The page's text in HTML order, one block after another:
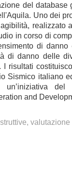
del database
Uno dei
realizzato
in corso di
di
di danno delle
risultati
Sismico italiano
un’iniziativa
and